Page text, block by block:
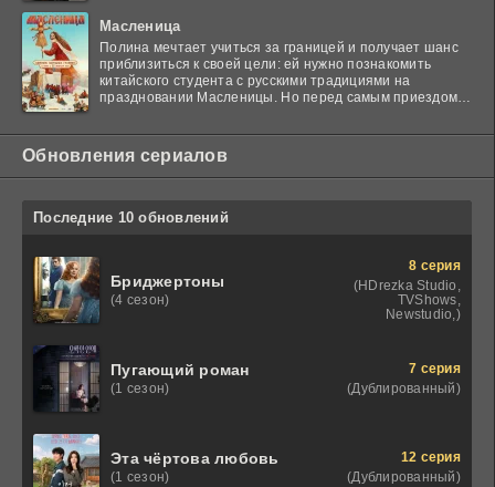
Масленица
Полина мечтает учиться за границей и получает шанс
приблизиться к своей цели: ей нужно познакомить
китайского студента с русскими традициями на
праздновании Масленицы. Но перед самым приездом
Обновления сериалов
Последние 10 обновлений
Бриджертоны
(4 сезон)
8 серия
(HDrezka Studio,
TVShows,
Newstudio,)
Пугающий роман
(1 сезон)
7 серия
(Дублированный)
Эта чёртова любовь
(1 сезон)
12 серия
(Дублированный)